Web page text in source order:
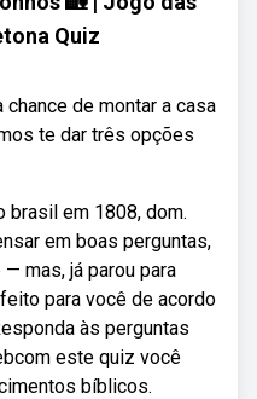
Quiz
de montar a casa
te dar três opções
brasil em 1808, dom.
em boas perguntas,
— mas, já parou para
para você de acordo
às perguntas
este quiz você
bíblicos.